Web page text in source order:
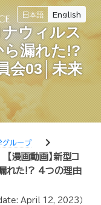
日本語 English
ナウィルス
ら漏れた!?
会03│未来
グループ chevron_right
【漫画動画】新型コ
漏れた!? 4つの理由
April 12, 2023 ）